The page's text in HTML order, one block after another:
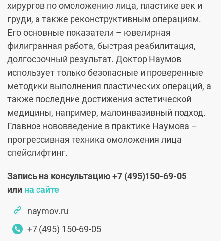
хирургов по омоложению лица, пластике век и
груди, а также реконструктивным операциям.
Его основные показатели – ювелирная
филигранная работа, быстрая реабилитация,
долгосрочный результат. Доктор Наумов
использует только безопасные и проверенные
методики выполнения пластических операций, а
также последние достижения эстетической
медицины, например, малоинвазивный подход.
Главное нововведение в практике Наумова –
прогрессивная техника омоложения лица
спейслифтинг.
Запись на консультацию +7 (495)150-69-05
или на сайте
naymov.ru
+7 (495) 150-69-05